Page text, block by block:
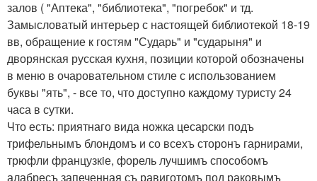
залов ( "Аптека", "библиотека", "погребок" и тд.
Замысловатый интерьер с настоящей библиотекой 18-19
вв, обращение к гостям "Сударь" и "сударыня" и
дворянская русская кухня, позиции которой обозначены
в меню в очаровательном стиле с использованием
буквы "ять", - все то, что доступно каждому туристу 24
часа в сутки.
Что есть: приятнаго вида ножка цесарски подъ
трифельнымъ блондомъ и со всехъ сторонъ гарнирами,
трюфли французкiе, форель лучшимъ способомъ
алабресъ запеченная съ равиготомъ под раковымъ